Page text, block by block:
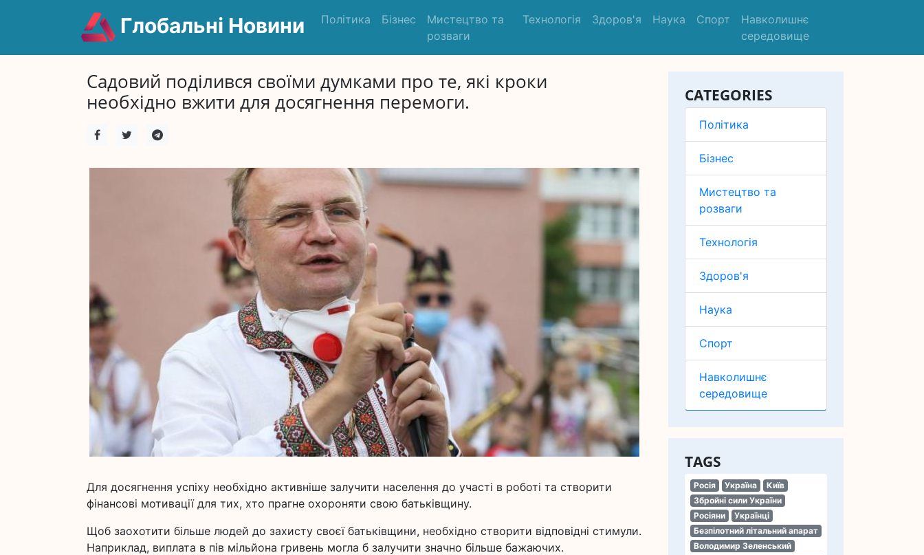
Глобальні Новини Політика Бізнес
Мистецтво та
розваги
Технологія Здоров'я Наука Спорт
Навколишнє
середовище
CATEGORIES
Політика
Бізнес
Мистецтво та
розваги
Технологія
Здоров'я
Наука
Спорт
Навколишнє
середовище
TAGS
Росія Україна
Київ
Збройні сили України
Росіяни
Українці
Безпілотний літальний апарат
Володимир Зеленський
Садовий поділився своїми думками про те, які кроки
необхідно вжити для досягнення перемоги.
Для досягнення успіху необхідно активніше залучити населення до участі в роботі та створити
фінансові мотивації для тих, хто прагне охороняти свою батьківщину.
Щоб заохотити більше людей до захисту своєї батьківщини, необхідно створити відповідні стимули.
Наприклад, виплата в пів мільйона гривень могла б залучити значно більше бажаючих.